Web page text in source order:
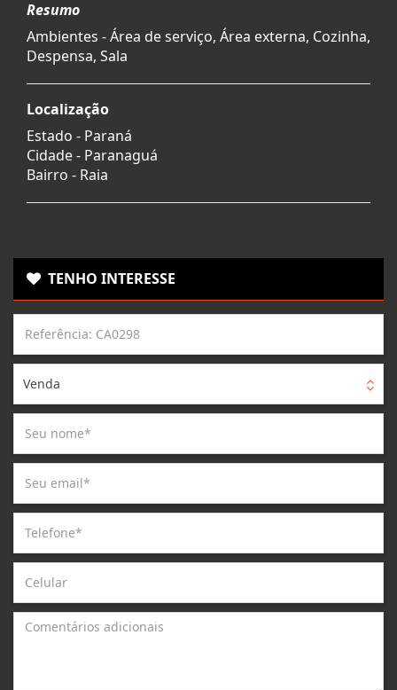
Resumo
Ambientes - Área de serviço, Área externa, Cozinha,
Despensa, Sala
Localização
Estado - Paraná
Cidade - Paranaguá
Bairro - Raia
TENHO INTERESSE
Venda